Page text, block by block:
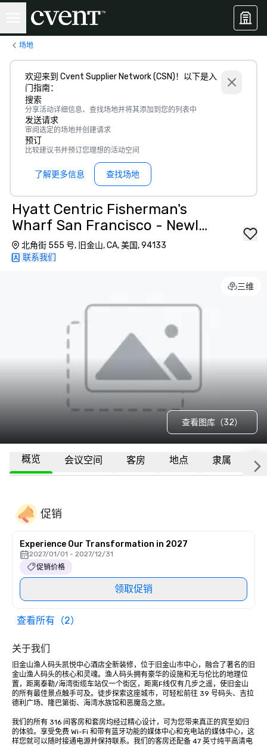
场地
欢迎来到 Cvent Supplier Network (CSN)！以下是入
门指南：
搜索
分享活动详细信息、查找场地并将其添加到您的列表中
发送请求
审阅选定的场地并创建请求
预订
比较建议书并预订您理想的活动空间
了解更多信息 查找场地
Hyatt Centric Fisherman's
Wharf San Francisco - Newly
Renovated
北角街 555 号, 旧金山, CA, 美国, 94133
联系我们
三维
查看图库（32）
概览 会议空间 客房 地点 隶属 更
促销
Experience Our Transformation in 2027
2027/01/01 - 2027/12/31
促销价格
领取促销
查看所有（2）
关于我们
旧金山渔人码头凯悦中心酒店全新装修，位于旧金山市中心，融合了著名的旧
金山渔人码头的核心和灵魂。渔人码头拥有豪华的设施和无与伦比的地理位
置，距离泰勒/海湾街缆车站仅一个街区，距离F线仅有几步之遥，使旧金山
的所有最佳景点触手可及。徒步探索这座城市，可轻松前往 39 号码头、吉拉
德利广场、隆巴第街、海湾水族馆和恶魔岛之旅。
我们的所有 316 间客房和套房均经过精心设计，可为您带来真正的宾至如归
的体验。享受免费 Wi-Fi 和带有蓝牙功能的媒体中心和充电站的媒体中心，这
样您就可以随时接通电源并保持联系。我们的客房还配备 47 英寸纯平高清电